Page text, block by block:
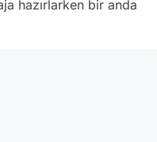
hazırlarken bir anda